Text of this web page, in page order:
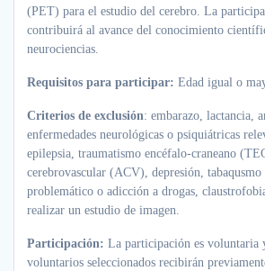
(PET) para el estudio del cerebro. La
contribuirá al avance del conocimiento
neurociencias.
Requisitos para participar: Edad igual o
Criterios de exclusión: embarazo, lactancia,
enfermedades neurológicas o psiquiátricas
epilepsia, traumatismo encéfalo-craneano
cerebrovascular (ACV), depresión,
problemático o adicción a drogas,
realizar un estudio de imagen.
Participación: La participación es voluntaria
voluntarios seleccionados recibirán